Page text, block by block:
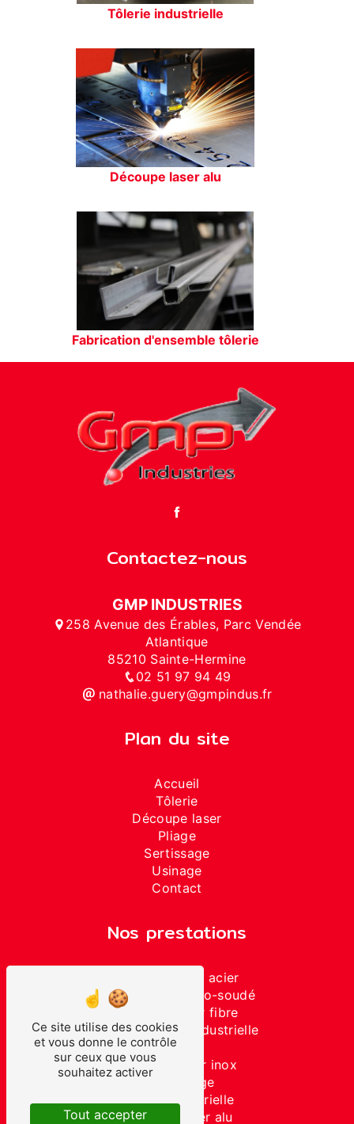
Tôlerie industrielle
Découpe laser alu
Fabrication d'ensemble tôlerie
Contactez-nous
GMP INDUSTRIES
258 Avenue des Érables, Parc Vendée
Atlantique
85210 Sainte-Hermine
02 51 97 94 49
nathalie.guery@gmpindus.fr
Plan du site
Accueil
Tôlerie
Découpe laser
Pliage
Sertissage
Usinage
Contact
Nos prestations
Découpe laser acier
Ensemble mécano-soudé
Découpe laser fibre
Sous-traitance industrielle
Soudure
Découpe laser inox
Assemblage
Tôlerie industrielle
Découpe laser alu
Ce site utilise des cookies
et vous donne le contrôle
sur ceux que vous
souhaitez activer
Tout accepter